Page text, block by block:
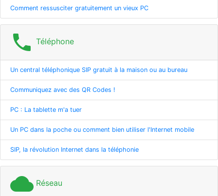
Comment ressusciter gratuitement un vieux PC
phone Téléphone
Un central téléphonique SIP gratuit à la maison ou au bureau
Communiquez avec des QR Codes !
PC : La tablette m'a tuer
Un PC dans la poche ou comment bien utiliser l'Internet mobile
SIP, la révolution Internet dans la téléphonie
cloud Réseau